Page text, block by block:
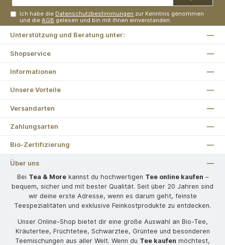
Ich habe die Datenschutzbestimmungen zur Kenntnis genommen
und dieAGB gelesen und bin mit ihnen einverstanden.
Unterstützung und Beratung unter:
Shopservice
Informationen
Unsere Vorteile
Versandarten
Zahlungsarten
Bio-Zertifizierung
Über uns
Bei Tea & Morekannst du hochwertigen Tee online kaufen –
bequem, sicher und mit bester Qualität. Seit über 20 Jahren sind
wir deine erste Adresse, wenn es darum geht, feinste
Teespezialitäten und exklusive Feinkostprodukte zu entdecken.
Unser Online-Shop bietet dir eine große Auswahl an Bio-Tee,
Kräutertee, Früchtetee, Schwarztee, Grüntee und besonderen
Teemischungen aus aller Welt. Wenn du Tee kaufen möchtest,